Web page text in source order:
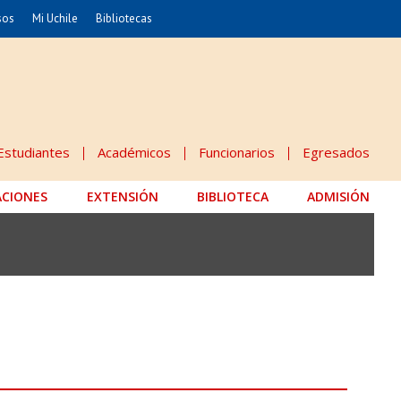
Economía y Negocios
Mi Uchile Bibliotecas
Académicos Funcionarios Egresados
EXTENSIÓN BIBLIOTECA ADMISIÓN